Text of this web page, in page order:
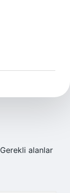
Gerekli alanlar